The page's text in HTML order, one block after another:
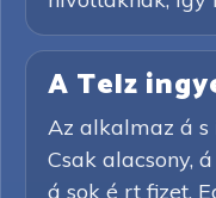
A Telz
Az alkalmaz á s
Csak alacsony,
á sok é rt fizet.